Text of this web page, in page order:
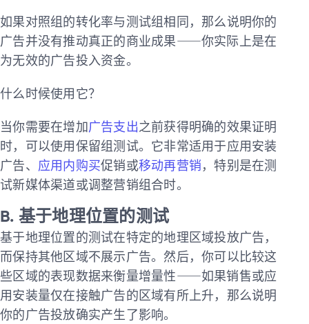
如果对照组的转化率与测试组相同，那么说明你的
广告并没有推动真正的商业成果——你实际上是在
为无效的广告投入资金。
什么时候使用它？
当你需要在增加广告支出之前获得明确的效果证明
时，可以使用保留组测试。它非常适用于应用安装
广告、 应用内购买促销或移动再营销，特别是在测
试新媒体渠道或调整营销组合时。
B. 基于地理位置的测试
基于地理位置的测试在特定的地理区域投放广告，
而保持其他区域不展示广告。然后，你可以比较这
些区域的表现数据来衡量增量性——如果销售或应
用安装量仅在接触广告的区域有所上升，那么说明
你的广告投放确实产生了影响。